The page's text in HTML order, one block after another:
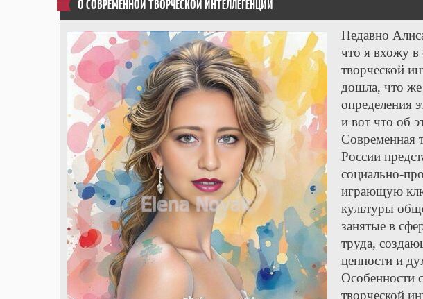
О СОВРЕМЕННОЙ ТВОРЧЕСКОЙ ИНТЕЛЛЕГЕНЦИИ
Недавно
что я вхожу в
творческой
дошла, что
определения
и вот что об
Современная
России
социально-
играющую
культуры
занятые в
труда,
ценности и
Особенности
творческой